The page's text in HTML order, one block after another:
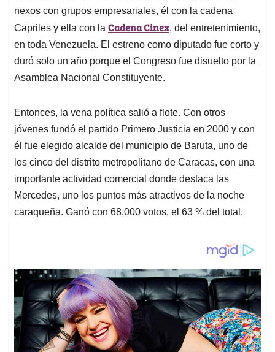
nexos con grupos empresariales, él con la cadena
Capriles y ella con la Cadena Cinex, del entretenimiento,
en toda Venezuela. El estreno como diputado fue corto y
duró solo un año porque el Congreso fue disuelto por la
Asamblea Nacional Constituyente.
Entonces, la vena política salió a flote. Con otros
jóvenes fundó el partido Primero Justicia en 2000 y con
él fue elegido alcalde del municipio de Baruta, uno de
los cinco del distrito metropolitano de Caracas, con una
importante actividad comercial donde destaca las
Mercedes, uno los puntos más atractivos de la noche
caraqueña. Ganó con 68.000 votos, el 63 % del total.